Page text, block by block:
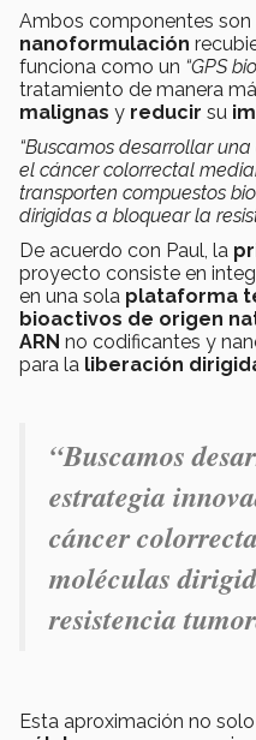
Ambos componentes son
nanoformulación
funciona como un “GPS
tratamiento de manera
malignas y reducir su
“Buscamos desarrollar
el cáncer colorrectal
transporten compuestos
dirigidas a bloquear la
De acuerdo con Paul, la
proyecto consiste en
en una sola plataforma
bioactivos de origen
ARN no codificantes y
para la liberación
“Buscamos
estrategia
cáncer
moléculas
resistencia
Esta aproximación no